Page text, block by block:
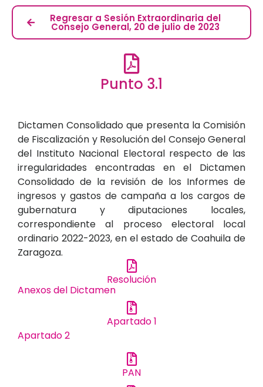
Regresar a Sesión Extraordinaria del
Consejo General, 20 de julio de 2023
Punto 3.1
Dictamen Consolidado que presenta la Comisión
de Fiscalización y Resolución del Consejo General
del Instituto Nacional Electoral respecto de las
irregularidades encontradas en el Dictamen
Consolidado de la revisión de los Informes de
ingresos y gastos de campaña a los cargos de
gubernatura y diputaciones locales,
correspondiente al proceso electoral local
ordinario 2022-2023, en el estado de Coahuila de
Zaragoza.
Resolución
Anexos del Dictamen
Apartado 1
Apartado 2
PAN